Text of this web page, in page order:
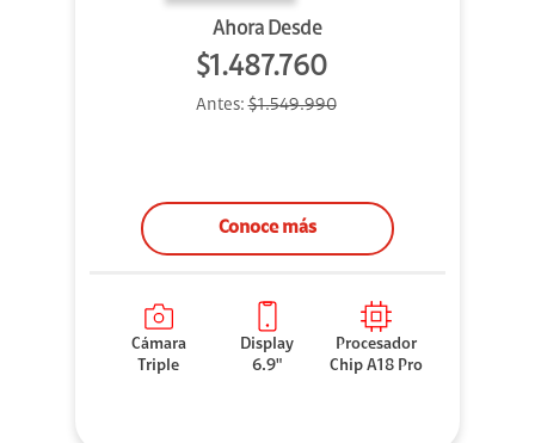
Ahora Desde
$1.487.760
Antes:$1.549.990
Conoce más
Cámara
Triple
Display
6.9"
Procesador
Chip A18 Pro